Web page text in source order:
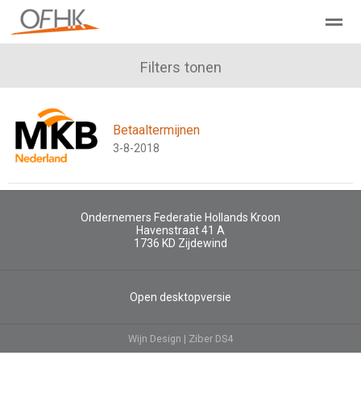
Ondernemers Federatie Hollands Kroon
Home Zoeken Nieuws
Filters tonen
Betaaltermijnen
3-8-2018
Ondernemers Federatie Hollands Kroon
Havenstraat 41 A
1736 KD Zijdewind
Open desktopversie
Wijn Design | Ziber DS4